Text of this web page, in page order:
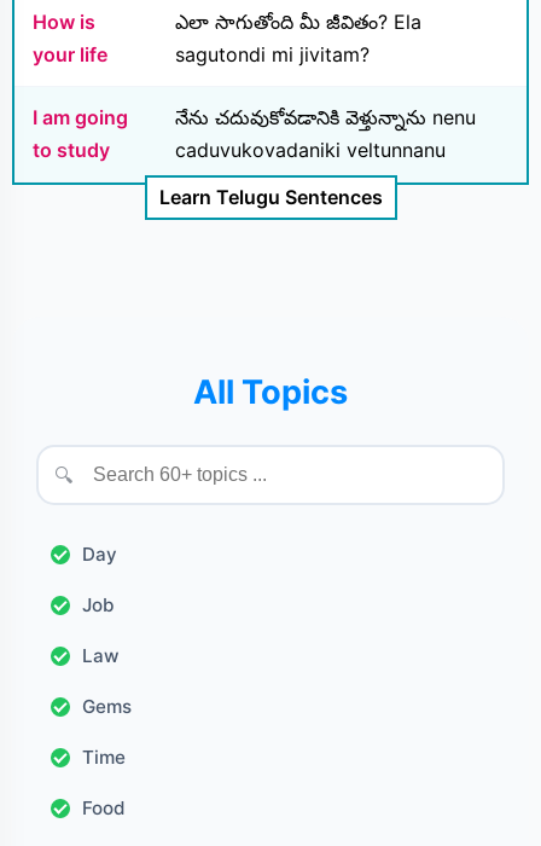
How is
your life
ఎలా సాగుతోంది మీ జీవితం? Ela
sagutondi mi jivitam?
I am going
to study
నేను చదువుకోవడానికి వెళ్తున్నాను nenu
caduvukovadaniki veltunnanu
Learn Telugu Sentences
All Topics
🔍
Day
Job
Law
Gems
Time
Food